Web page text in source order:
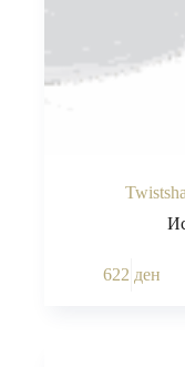
622 ден